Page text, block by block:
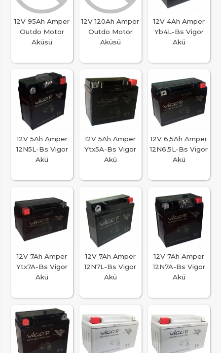
12V 95Ah Amper
Outdo Motor
Aküsü
12V 120Ah Amper
Outdo Motor
Aküsü
12V 4Ah Amper
Yb4L-Bs Vigor
Akü
12V 5Ah Amper
12N5L-Bs Vigor
Akü
12V 5Ah Amper
Ytx5A-Bs Vigor
Akü
12V 6,5Ah Amper
12N6,5L-Bs Vigor
Akü
12V 7Ah Amper
Ytx7A-Bs Vigor
Akü
12V 7Ah Amper
12N7L-Bs Vigor
Akü
12V 7Ah Amper
12N7A-Bs Vigor
Akü